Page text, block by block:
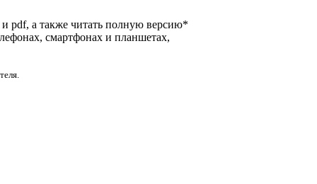
pdf, а также читать полную версию*
смартфонах и планшетах,